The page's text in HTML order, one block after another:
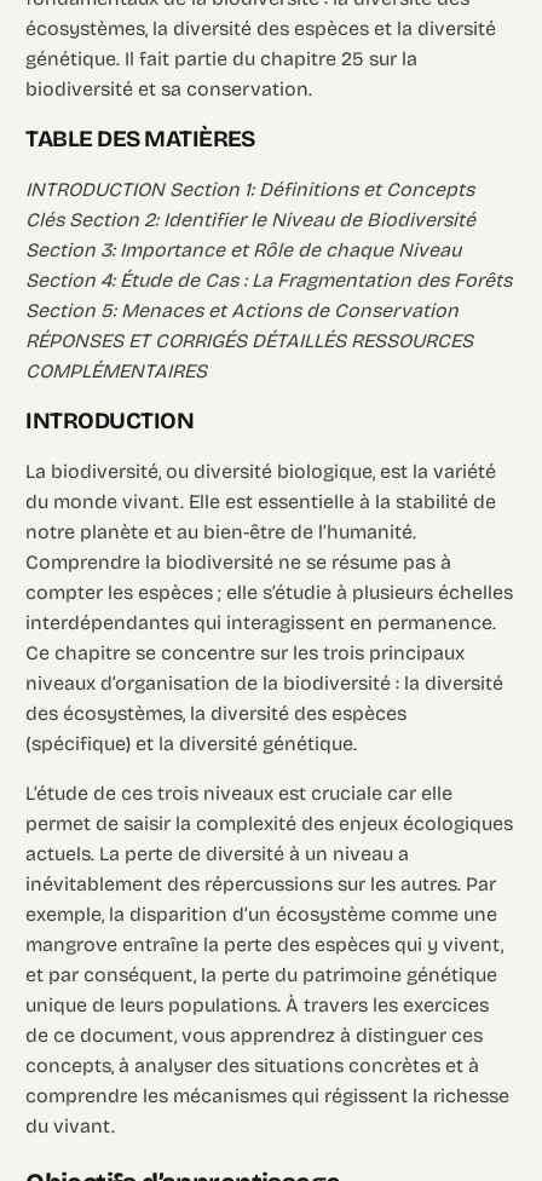
écosystèmes, la diversité des espèces et la diversité
génétique. Il fait partie du chapitre 25 sur la
biodiversité et sa conservation.
TABLE DES MATIÈRES
INTRODUCTION Section 1: Définitions et Concepts
Clés Section 2: Identifier le Niveau de Biodiversité
Section 3: Importance et Rôle de chaque Niveau
Section 4: Étude de Cas : La Fragmentation des Forêts
Section 5: Menaces et Actions de Conservation
RÉPONSES ET CORRIGÉS DÉTAILLÉS RESSOURCES
COMPLÉMENTAIRES
INTRODUCTION
La biodiversité, ou diversité biologique, est la variété
du monde vivant. Elle est essentielle à la stabilité de
notre planète et au bien-être de l’humanité.
Comprendre la biodiversité ne se résume pas à
compter les espèces ; elle s’étudie à plusieurs échelles
interdépendantes qui interagissent en permanence.
Ce chapitre se concentre sur les trois principaux
niveaux d’organisation de la biodiversité : la diversité
des écosystèmes, la diversité des espèces
(spécifique) et la diversité génétique.
L’étude de ces trois niveaux est cruciale car elle
permet de saisir la complexité des enjeux écologiques
actuels. La perte de diversité à un niveau a
inévitablement des répercussions sur les autres. Par
exemple, la disparition d’un écosystème comme une
mangrove entraîne la perte des espèces qui y vivent,
et par conséquent, la perte du patrimoine génétique
unique de leurs populations. À travers les exercices
de ce document, vous apprendrez à distinguer ces
concepts, à analyser des situations concrètes et à
comprendre les mécanismes qui régissent la richesse
du vivant.